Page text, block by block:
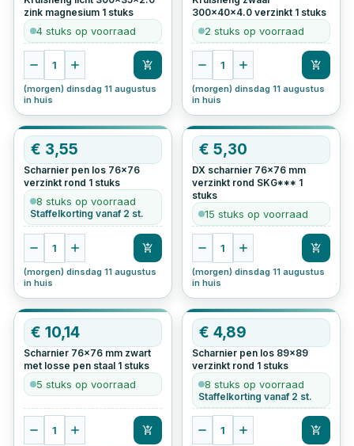
zink magnesium 1 stuks
4 stuks op voorraad
1
(morgen) dinsdag 11 augustus
in huis
300x40x4.0 verzinkt 1 stuks
2 stuks op voorraad
1
(morgen) dinsdag 11 augustus
in huis
€ 3,55
Scharnier pen los 76x76
verzinkt rond 1 stuks
8 stuks op voorraad
Staffelkorting vanaf 2 st.
1
(morgen) dinsdag 11 augustus
in huis
€ 5,30
DX scharnier 76x76 mm
verzinkt rond SKG*** 1
stuks
15 stuks op voorraad
1
(morgen) dinsdag 11 augustus
in huis
€10,14
Scharnier 76x76 mm zwart
met losse pen staal 1 stuks
5 stuks op voorraad
1
€ 4,89
Scharnier pen los 89x89
verzinkt rond 1 stuks
8 stuks op voorraad
Staffelkorting vanaf 2 st.
1